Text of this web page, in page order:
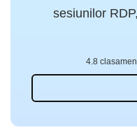
sesiunilor
4.8